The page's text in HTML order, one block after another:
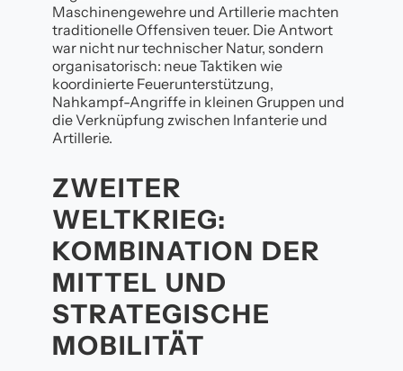
Maschinengewehre und Artillerie machten
traditionelle Offensiven teuer. Die Antwort
war nicht nur technischer Natur, sondern
organisatorisch: neue Taktiken wie
koordinierte Feuerunterstützung,
Nahkampf-Angriffe in kleinen Gruppen und
die Verknüpfung zwischen Infanterie und
Artillerie.
ZWEITER
WELTKRIEG:
KOMBINATION DER
MITTEL UND
STRATEGISCHE
MOBILITÄT